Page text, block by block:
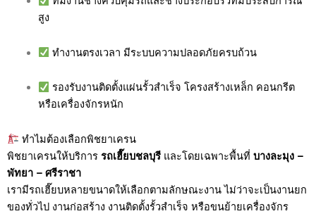
สูง
ทำงานตรงเวลา มีระบบความปลอดภัยครบถ้วน
รองรับงานติดตั้งแผ่นรั้วสำเร็จ โครงสร้างเหล็ก คอนกรีต
หรือเครื่องจักรหนัก
ทำไมต้องเลือกพิชยาเครน
พิชยาเครนให้บริการ รถเฮี๊ยบชลบุรี และโดยเฉพาะพื้นที่ บางละมุง –
พัทยา – ศรีราชา
เรามีรถเฮี๊ยบหลายขนาดให้เลือกตามลักษณะงาน ไม่ว่าจะเป็นงานยก
ของทั่วไป งานก่อสร้าง งานติดตั้งรั้วสำเร็จ หรือขนย้ายเครื่องจักร